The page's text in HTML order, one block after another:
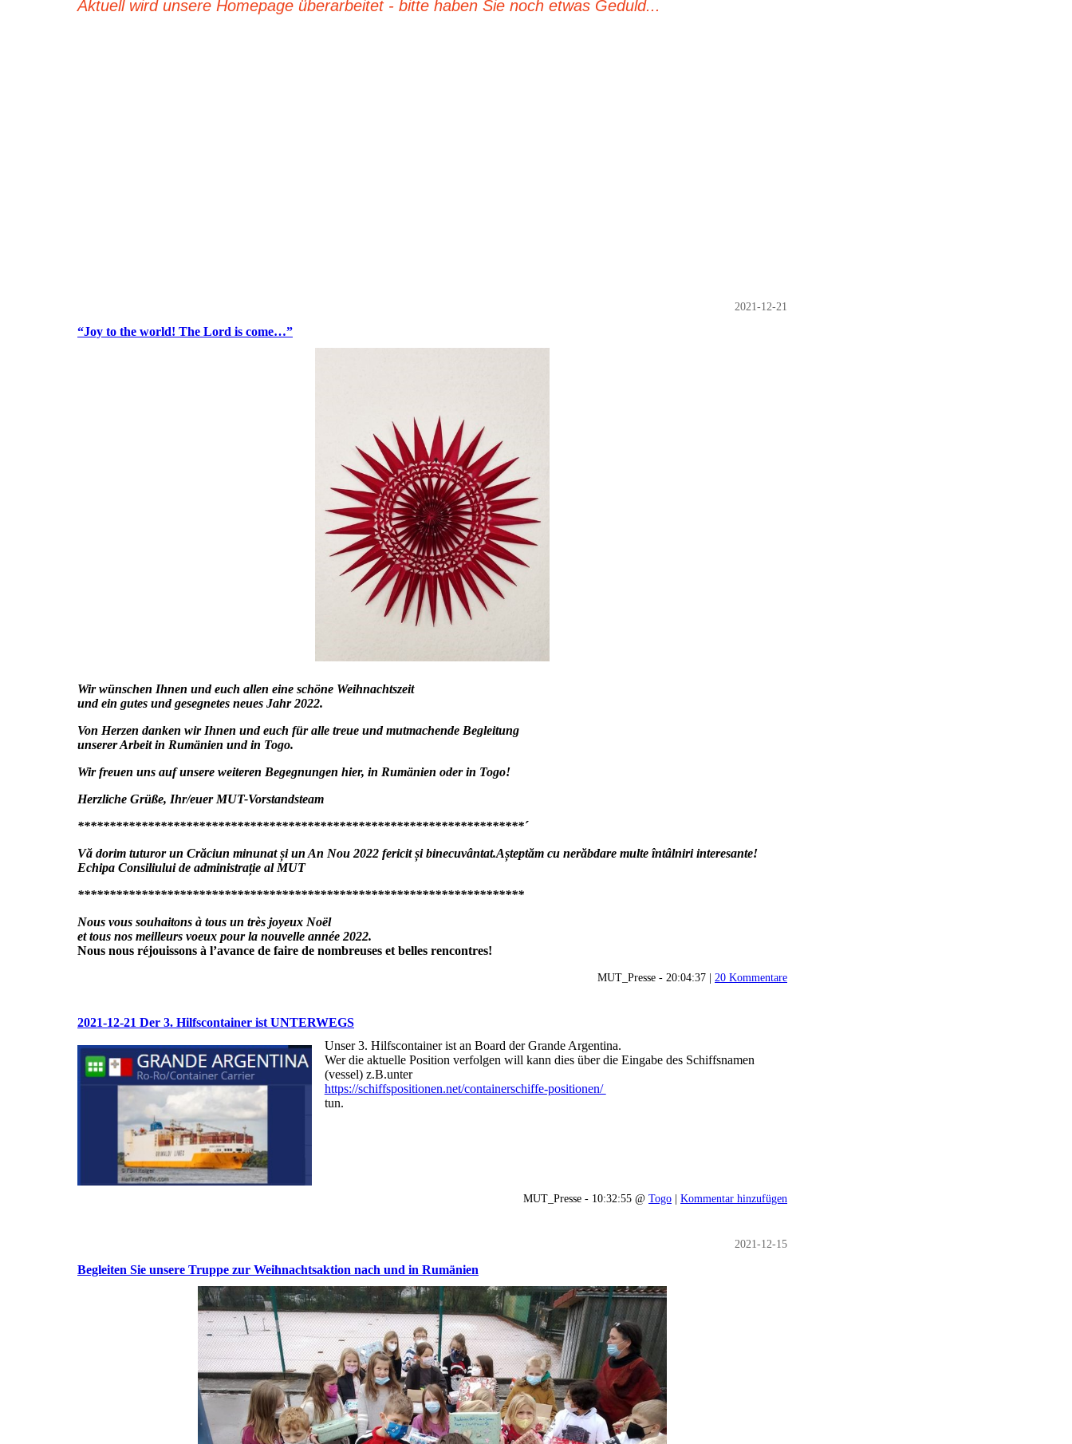
Aktuell wird unsere Homepage überarbeitet - bitte haben Sie noch etwas Geduld...
2021-12-21
“Joy to the world! The Lord is come…”
Wir wünschen Ihnen und euch allen eine schöne Weihnachtszeit
und ein gutes und gesegnetes neues Jahr 2022.
Von Herzen danken wir Ihnen und euch für alle treue und mutmachende Begleitung
unserer Arbeit in Rumänien und in Togo.
Wir freuen uns auf unsere weiteren Begegnungen hier, in Rumänien oder in Togo!
Herzliche Grüße, Ihr/euer MUT-Vorstandsteam
**********************************************************************´
Vă dorim tuturor un Crăciun minunat și un An Nou 2022 fericit și binecuvântat.Așteptăm cu nerăbdare multe întâlniri interesante!
Echipa Consiliului de administrație al MUT
**********************************************************************
Nous vous souhaitons à tous un très joyeux Noël
et tous nos meilleurs voeux pour la nouvelle année 2022.
Nous nous réjouissons à l’avance de faire de nombreuses et belles rencontres!
MUT_Presse - 20:04:37 | 20 Kommentare
2021-12-21 Der 3. Hilfscontainer ist UNTERWEGS
Unser 3. Hilfscontainer ist an Board der Grande Argentina.
Wer die aktuelle Position verfolgen will kann dies über die Eingabe des Schiffsnamen
(vessel) z.B.unter
https://schiffspositionen.net/containerschiffe-positionen/
tun.
MUT_Presse - 10:32:55 @ Togo | Kommentar hinzufügen
2021-12-15
Begleiten Sie unsere Truppe zur Weihnachtsaktion nach und in Rumänien